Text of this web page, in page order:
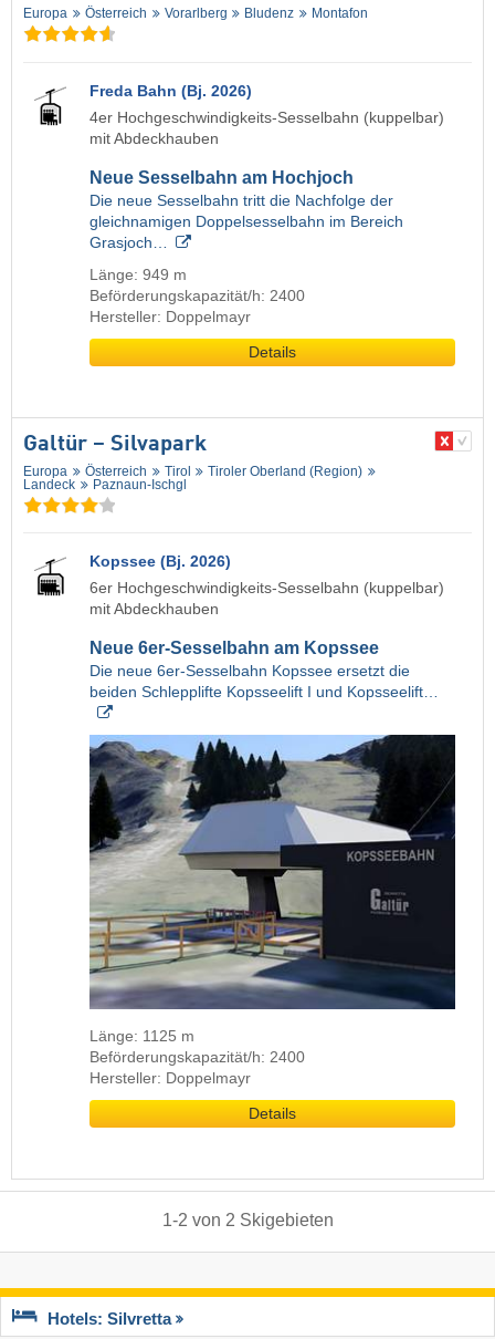
Europa Österreich Vorarlberg Bludenz Montafon
Freda Bahn (Bj. 2026)
4er Hochgeschwindigkeits-Sesselbahn (kuppelbar)
mit Abdeckhauben
Neue Sesselbahn am Hochjoch
Die neue Sesselbahn tritt die Nachfolge der
gleichnamigen Doppelsesselbahn im Bereich
Grasjoch…
Länge: 949 m
Beförderungskapazität/h: 2400
Hersteller: Doppelmayr
Details
Galtür – Silvapark
Europa Österreich Tirol
Tiroler Oberland (Region)
Landeck
Paznaun-Ischgl
Kopssee (Bj. 2026)
6er Hochgeschwindigkeits-Sesselbahn (kuppelbar)
mit Abdeckhauben
Neue 6er-Sesselbahn am Kopssee
Die neue 6er-Sesselbahn Kopssee ersetzt die
beiden Schlepplifte Kopsseelift I und Kopsseelift…
Länge: 1125 m
Beförderungskapazität/h: 2400
Hersteller: Doppelmayr
Details
1-2 von 2 Skigebieten
Hotels: Silvretta